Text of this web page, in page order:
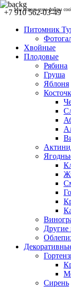
+7 910 562-03-
Питомник
Хвойные
Плодовые
Рябина
Груша
Яблоня
Другие
Сирень
Мы используем файлы